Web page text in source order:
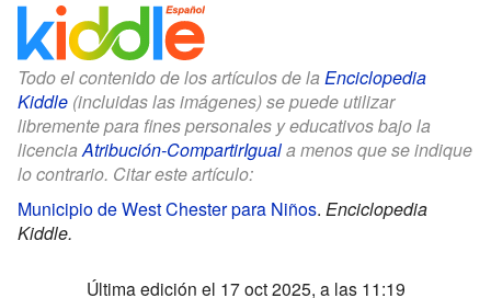
Todo el contenido de los artículos de la Enciclopedia
Kiddle (incluidas las imágenes) se puede utilizar
libremente para fines personales y educativos bajo la
licenciaAtribución-CompartirIguala menos que se indique
lo contrario. Citar este artículo:
Municipio de West Chester para Niños. Enciclopedia
Kiddle.
Última edición el 17 oct 2025, a las 11:19